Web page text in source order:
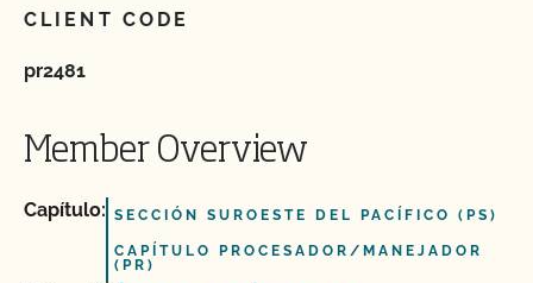
CLIENT CODE
pr2481
Member Overview
Capítulo: SECCIÓN SUROESTE DEL PACÍFICO (PS)
CAPÍTULO PROCESADOR/MANEJADOR
(PR)